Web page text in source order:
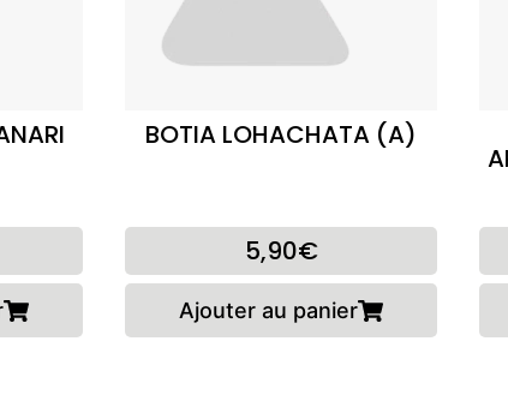
BOTIA LOHACHATA (A)
5,90€
Ajouter au panier